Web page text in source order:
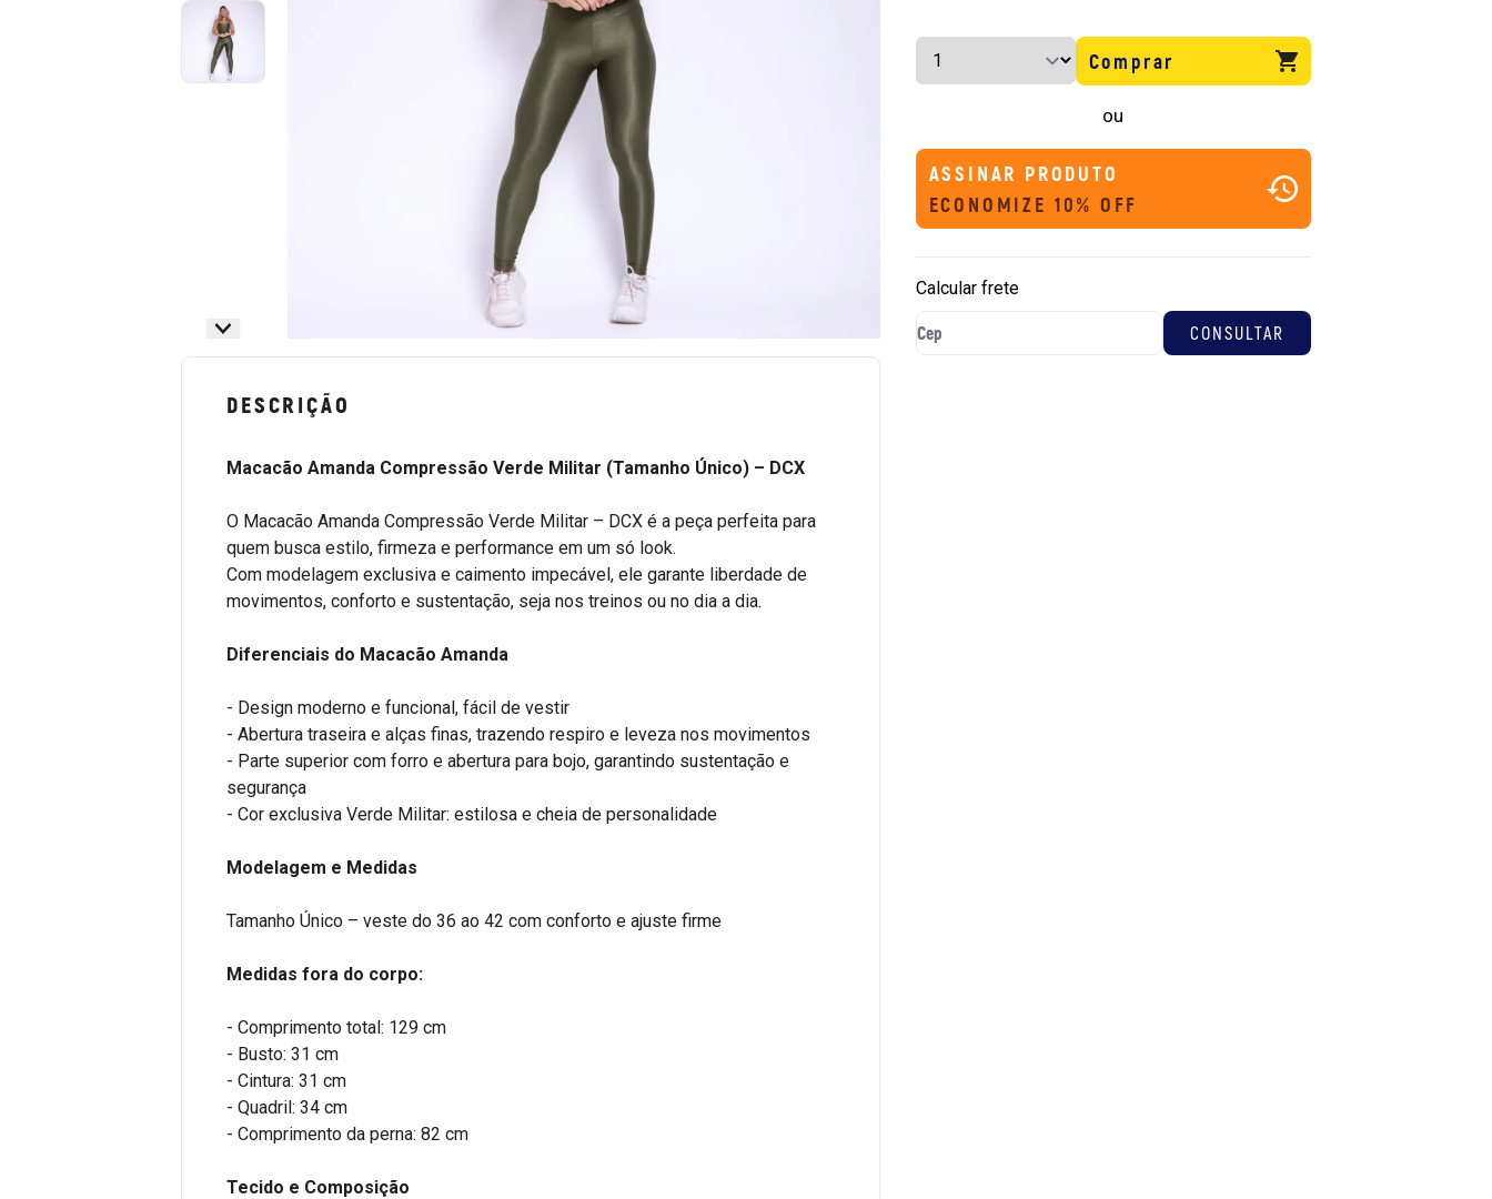
DESCRIÇÃO
Macacão Amanda Compressão Verde Militar (Tamanho Único) – DCX
O Macacão Amanda Compressão Verde Militar – DCX é a peça perfeita para
quem busca estilo, firmeza e performance em um só look.
Com modelagem exclusiva e caimento impecável, ele garante liberdade de
movimentos, conforto e sustentação, seja nos treinos ou no dia a dia.
Diferenciais do Macacão Amanda
- Design moderno e funcional, fácil de vestir
- Abertura traseira e alças finas, trazendo respiro e leveza nos movimentos
- Parte superior com forro e abertura para bojo, garantindo sustentação e
segurança
- Cor exclusiva Verde Militar: estilosa e cheia de personalidade
Modelagem e Medidas
Tamanho Único – veste do 36 ao 42 com conforto e ajuste firme
Medidas fora do corpo:
- Comprimento total: 129 cm
- Busto: 31 cm
- Cintura: 31 cm
- Quadril: 34 cm
- Comprimento da perna: 82 cm
Tecido e Composição
Comprar
ou
ASSINAR PRODUTO
ECONOMIZE 10% OFF
Calcular frete